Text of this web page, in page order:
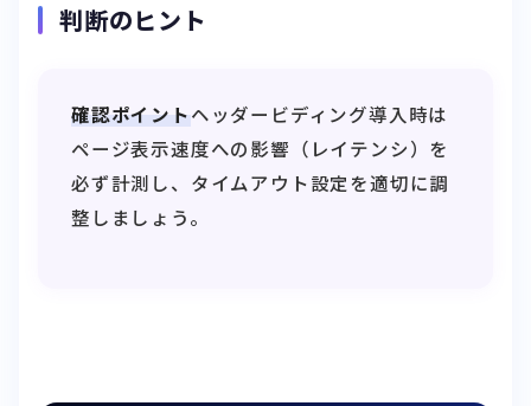
判断のヒント
確認ポイントヘッダービディング導入時は
ページ表示速度への影響（レイテンシ）を
必ず計測し、タイムアウト設定を適切に調
整しましょう。